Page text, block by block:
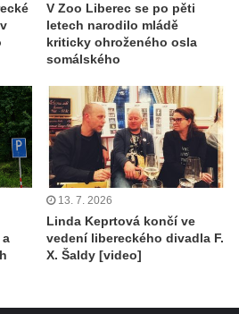
V Zoo Liberec se po pěti
letech narodilo mládě
kriticky ohroženého osla
somálského
a
13. 7. 2026
Linda Keprtová končí ve
vedení libereckého divadla F.
X. Šaldy [video]